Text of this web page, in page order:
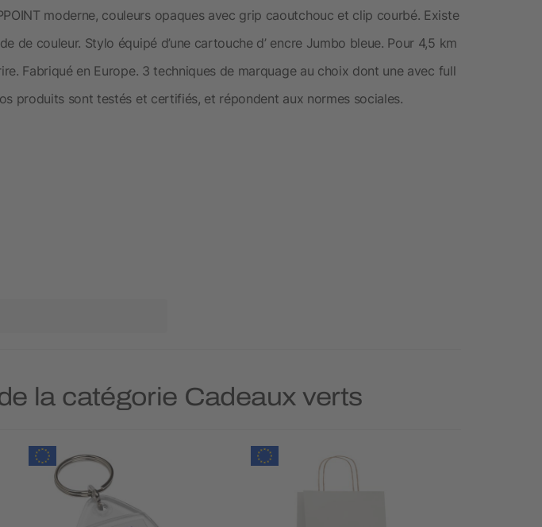
moderne, couleurs opaques avec grip caoutchouc et clip courbé. Existe
de couleur. Stylo équipé d’une cartouche d’ encre Jumbo bleue. Pour 4,5 km
Fabriqué en Europe. 3 techniques de marquage au choix dont une avec full
produits sont testés et certifiés, et répondent aux normes sociales.
la catégorie Cadeaux verts